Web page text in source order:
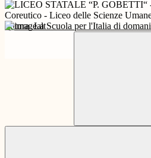
Futura La Scuola per l'Italia di domani